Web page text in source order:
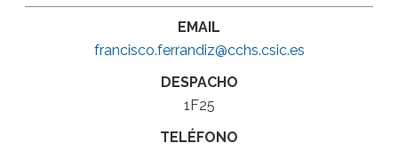
EMAIL
francisco.ferrandiz@cchs.csic.es
DESPACHO
1F25
TELÉFONO